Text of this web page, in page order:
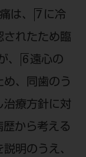
は、 7 に冷
されたため臨
、
6 遠心の
、同歯のう
療方針に対
歴から考える
明のうえ、